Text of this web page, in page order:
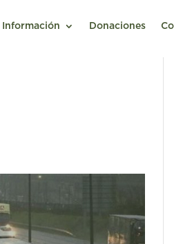
Información Donaciones